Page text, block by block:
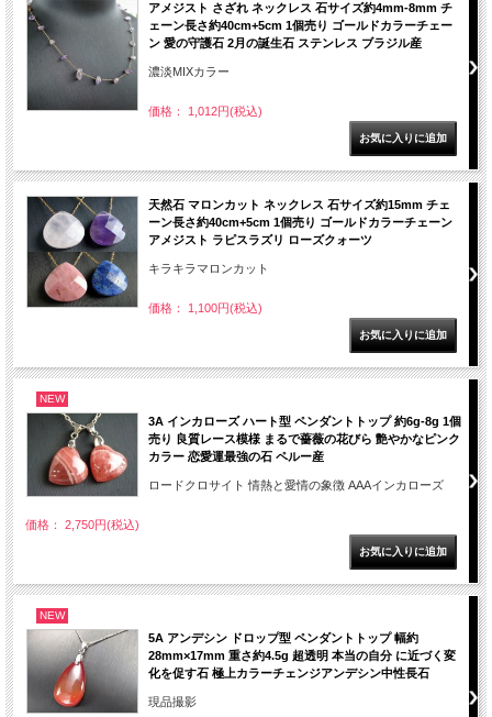
アメジスト さざれ ネックレス 石サイズ約4mm-8mm チ
ェーン長さ約40cm+5cm 1個売り ゴールドカラーチェー
ン 愛の守護石 2月の誕生石 ステンレス ブラジル産
濃淡MIXカラー
価格： 1,012円(税込)
天然石 マロンカット ネックレス 石サイズ約15mm チェ
ーン長さ約40cm+5cm 1個売り ゴールドカラーチェーン
アメジスト ラピスラズリ ローズクォーツ
キラキラマロンカット
価格： 1,100円(税込)
NEW
3A インカローズ ハート型 ペンダントトップ 約6g-8g 1個
売り 良質レース模様 まるで薔薇の花びら 艶やかなピンク
カラー 恋愛運最強の石 ペルー産
ロードクロサイト 情熱と愛情の象徴 AAAインカローズ
価格： 2,750円(税込)
NEW
5A アンデシン ドロップ型 ペンダントトップ 幅約
28mm×17mm 重さ約4.5g 超透明 本当の自分 に近づく変
化を促す石 極上カラーチェンジアンデシン中性長石
現品撮影